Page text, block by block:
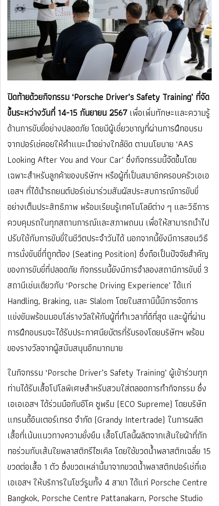
ปิดท้ายด้วยกิจกรรม ‘Porsche Driver’s Safety Training’ ที่จัด
ขึ้นระหว่างวันที่ 14-15 กันยายน 2567เพื่อเพิ่มทักษะและความรู้
ด้านการขับขี่อย่างปลอดภัย โดยมีผู้เชี่ยวชาญที่ผ่านการฝึกอบรม
จากปอร์เช่คอยให้คำแนะนำอย่างใกล้ชิด ตามนโยบาย ‘AAS
Looking After You and Your Car’ ซึ่งกิจกรรมนี้จัดขึ้นโดย
เฉพาะสำหรับลูกค้าของบริษัทฯ หรือผู้ที่เป็นสมาชิกครอบครัวเอเอ
เอสฯ ที่ได้นำรถยนต์ปอร์เช่มาร่วมสัมผัสประสบการณ์การขับขี่
อย่างเต็มประสิทธิภาพ พร้อมเรียนรู้เทคโนโลยีต่าง ๆ และวิธีการ
ควบคุมรถในทุกสถานการณ์และสภาพถนน เพื่อให้สามารถนำไป
ปรับใช้กับการขับขี่ในชีวิตประจำวันได้ นอกจากนี้ยังมีการสอนวิธี
การนั่งขับขี่ที่ถูกต้อง (Seating Position) ซึ่งถือเป็นปัจจัยสำคัญ
ของการขับขี่ที่ปลอดภัย กิจกรรมนี้ยังมีการจำลองสถานีการขับขี่ 3
สถานีเช่นเดียวกับ ‘Porsche Driving Experience’ ได้แก่
Handling, Braking, และ Slalom โดยในสถานีนี้มีการจัดการ
แข่งขันพร้อมมอบโล่รางวัลให้กับผู้ที่ทำเวลาที่ดีที่สุด และผู้ที่ผ่าน
การฝึกอบรมจะได้รับประกาศนียบัตรที่รับรองโดยบริษัทฯ พร้อม
ของรางวัลจากผู้สนับสนุนอีกมากมาย
ในกิจกรรม ‘Porsche Driver’s Safety Training’ ผู้เข้าร่วมทุก
ท่านได้รับเสื้อโปโลพิเศษสำหรับสวมใส่ตลอดการทำกิจกรรม ซึ่ง
เอเอเอสฯ ได้ร่วมมือกับอีโค ซูพรีม (ECO Supreme) โดยบริษัท
แกรนดี้อินเตอร์เทรด จำกัด (Grandy Intertrade) ในการผลิต
เสื้อที่เน้นแนวทางความยั่งยืน เสื้อโปโลนี้ผลิตจากเส้นใยผ้าที่ถัก
ทอร่วมกับเส้นใยพลาสติกรีไซเคิล โดยใช้ขวดน้ำพลาสติกเฉลี่ย 15
ขวดต่อเสื้อ 1 ตัว ซึ่งขวดเหล่านี้มาจากขวดน้ำพลาสติกปอร์เช่ที่เอ
เอเอสฯ ให้บริการในโชว์รูมทั้ง 4 สาขา ได้แก่ Porsche Centre
Bangkok, Porsche Centre Pattanakarn, Porsche Studio